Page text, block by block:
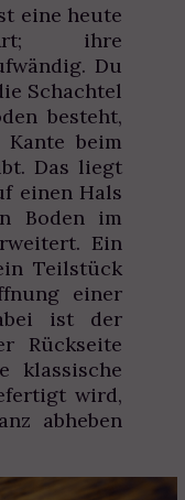
eine heute
Art; ihre
Du
Schachtel
besteht,
beim
Das liegt
einen Hals
Boden im
Ein
Teilstück
einer
ist der
Rückseite
klassische
wird,
abheben